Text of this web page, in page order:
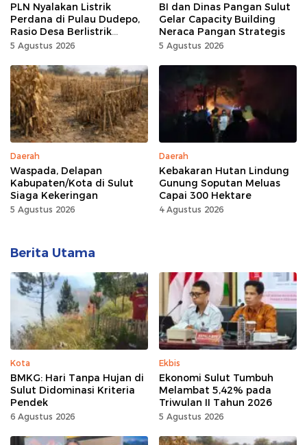
PLN Nyalakan Listrik
Perdana di Pulau Dudepo,
Rasio Desa Berlistrik
Provinsi Gorontalo Capai
5 Agustus 2026
BI dan Dinas Pangan Sulut
Gelar Capacity Building
Neraca Pangan Strategis
5 Agustus 2026
Daerah
Waspada, Delapan
Kabupaten/Kota di Sulut
Siaga Kekeringan
5 Agustus 2026
Daerah
Kebakaran Hutan Lindung
Gunung Soputan Meluas
Capai 300 Hektare
4 Agustus 2026
Berita Utama
Kota
BMKG: Hari Tanpa Hujan di
Sulut Didominasi Kriteria
Pendek
6 Agustus 2026
Ekbis
Ekonomi Sulut Tumbuh
Melambat 5,42% pada
Triwulan II Tahun 2026
5 Agustus 2026